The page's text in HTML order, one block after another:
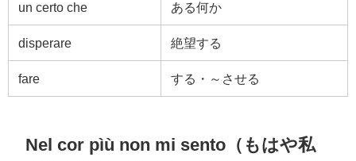
un certo che ある何か
disperare 絶望する
fare する・～させる
Nel cor pìù non mi sento（もはや私